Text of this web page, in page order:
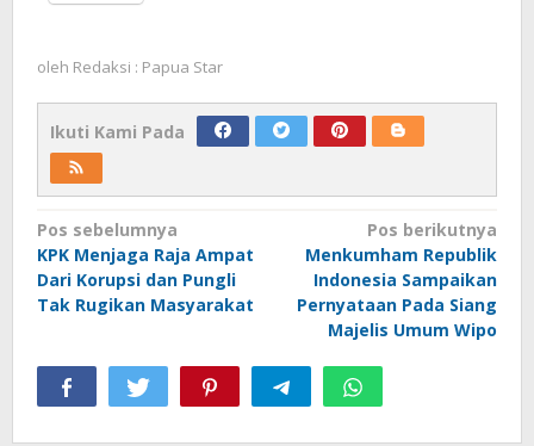
oleh Redaksi : Papua Star
Ikuti Kami Pada
Navigasi
pos
Pos sebelumnya
KPK Menjaga Raja Ampat
Dari Korupsi dan Pungli
Tak Rugikan Masyarakat
Pos berikutnya
Menkumham Republik
Indonesia Sampaikan
Pernyataan Pada Siang
Majelis Umum Wipo